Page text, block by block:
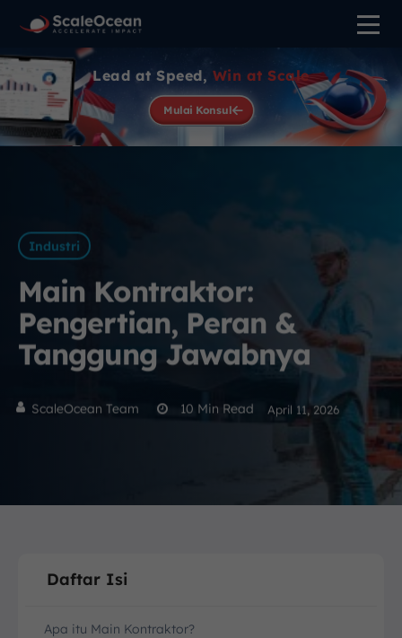
Lead at Speed, Win at Scale
Mulai Konsul
Industri
Main Kontraktor:
Pengertian, Peran &
Tanggung Jawabnya
ScaleOcean Team 10 Min Read April 11, 2026
Daftar Isi
Apa itu Main Kontraktor?